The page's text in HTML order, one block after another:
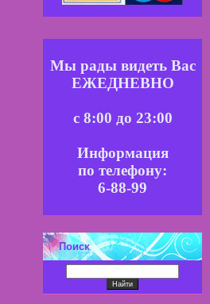
Мы рады видеть Вас
ЕЖЕДНЕВНО
с 8:00 до 23:00
Информация
по телефону:
6-88-99
Поиск